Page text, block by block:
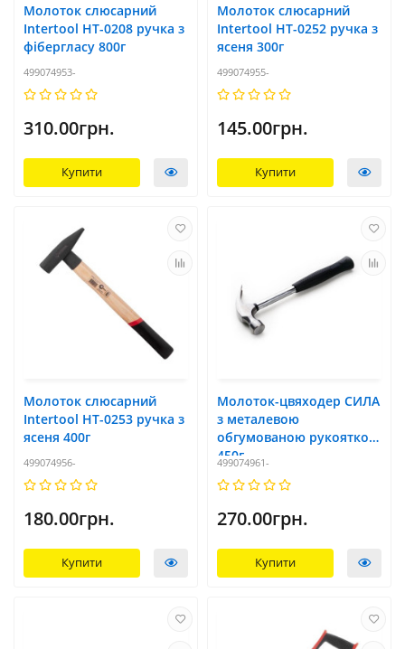
Молоток слюсарний
Intertool HT-0208 ручка з
фібергласу 800г
499074953-
310.00грн.
Купити
Молоток слюсарний
Intertool HT-0252 ручка з
ясеня 300г
499074955-
145.00грн.
Купити
Молоток слюсарний
Intertool HT-0253 ручка з
ясеня 400г
499074956-
180.00грн.
Купити
Молоток-цвяходер СИЛА
з металевою
обгумованою рукояткою
450г
499074961-
270.00грн.
Купити